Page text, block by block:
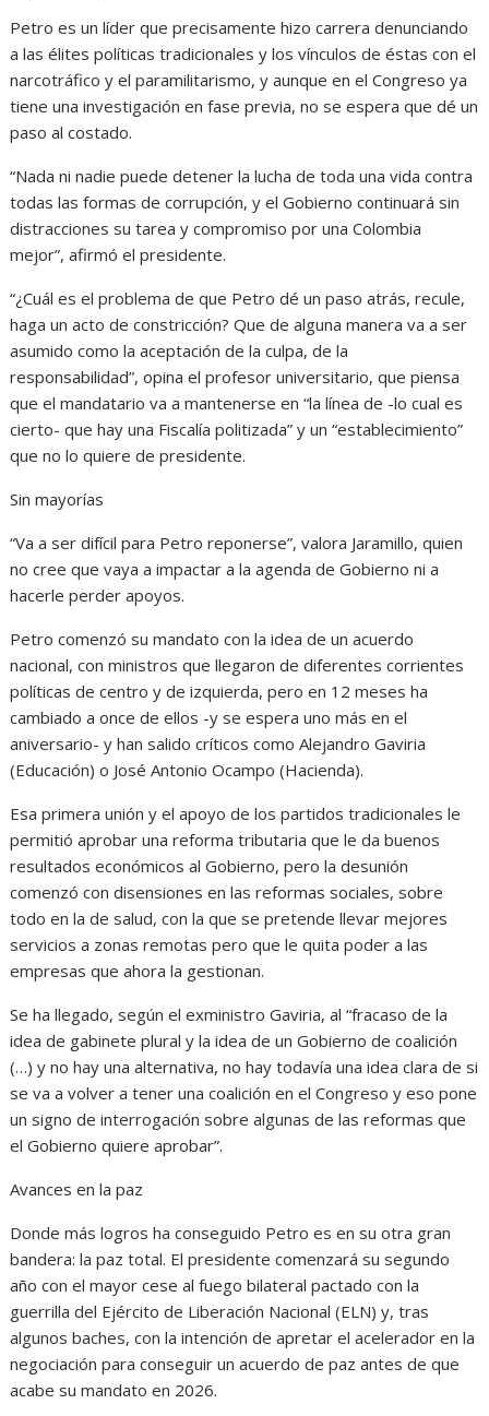
Petro es un líder que precisamente hizo carrera denunciando
a las élites políticas tradicionales y los vínculos de éstas con el
narcotráfico y el paramilitarismo, y aunque en el Congreso ya
tiene una investigación en fase previa, no se espera que dé un
paso al costado.
“Nada ni nadie puede detener la lucha de toda una vida contra
todas las formas de corrupción, y el Gobierno continuará sin
distracciones su tarea y compromiso por una Colombia
mejor”, afirmó el presidente.
“¿Cuál es el problema de que Petro dé un paso atrás, recule,
haga un acto de constricción? Que de alguna manera va a ser
asumido como la aceptación de la culpa, de la
responsabilidad”, opina el profesor universitario, que piensa
que el mandatario va a mantenerse en “la línea de -lo cual es
cierto- que hay una Fiscalía politizada” y un “establecimiento”
que no lo quiere de presidente.
Sin mayorías
“Va a ser difícil para Petro reponerse”, valora Jaramillo, quien
no cree que vaya a impactar a la agenda de Gobierno ni a
hacerle perder apoyos.
Petro comenzó su mandato con la idea de un acuerdo
nacional, con ministros que llegaron de diferentes corrientes
políticas de centro y de izquierda, pero en 12 meses ha
cambiado a once de ellos -y se espera uno más en el
aniversario- y han salido críticos como Alejandro Gaviria
(Educación) o José Antonio Ocampo (Hacienda).
Esa primera unión y el apoyo de los partidos tradicionales le
permitió aprobar una reforma tributaria que le da buenos
resultados económicos al Gobierno, pero la desunión
comenzó con disensiones en las reformas sociales, sobre
todo en la de salud, con la que se pretende llevar mejores
servicios a zonas remotas pero que le quita poder a las
empresas que ahora la gestionan.
Se ha llegado, según el exministro Gaviria, al “fracaso de la
idea de gabinete plural y la idea de un Gobierno de coalición
(…) y no hay una alternativa, no hay todavía una idea clara de si
se va a volver a tener una coalición en el Congreso y eso pone
un signo de interrogación sobre algunas de las reformas que
el Gobierno quiere aprobar”.
Avances en la paz
Donde más logros ha conseguido Petro es en su otra gran
bandera: la paz total. El presidente comenzará su segundo
año con el mayor cese al fuego bilateral pactado con la
guerrilla del Ejército de Liberación Nacional (ELN) y, tras
algunos baches, con la intención de apretar el acelerador en la
negociación para conseguir un acuerdo de paz antes de que
acabe su mandato en 2026.